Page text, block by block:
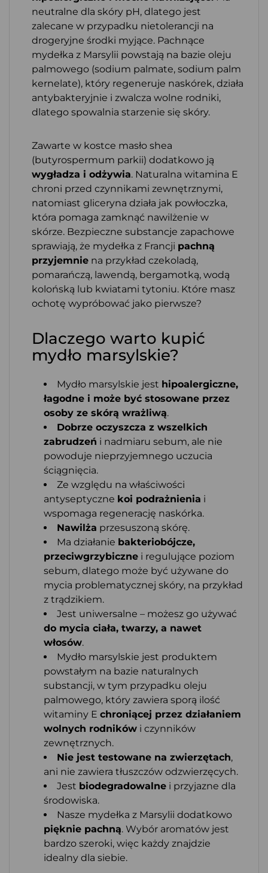
neutralne dla skóry pH, dlatego jest
zalecane w przypadku nietolerancji na
drogeryjne środki myjące. Pachnące
mydełka z Marsylii powstają na bazie oleju
palmowego (sodium palmate, sodium palm
kernelate), który regeneruje naskórek, działa
antybakteryjnie i zwalcza wolne rodniki,
dlatego spowalnia starzenie się skóry.
Zawarte w kostce masło shea
(butyrospermum parkii) dodatkowo ją
wygładza i odżywia. Naturalna witamina E
chroni przed czynnikami zewnętrznymi,
natomiast gliceryna działa jak powłoczka,
która pomaga zamknąć nawilżenie w
skórze. Bezpieczne substancje zapachowe
sprawiają, że mydełka z Francji pachną
przyjemnie na przykład czekoladą,
pomarańczą, lawendą, bergamotką, wodą
kolońską lub kwiatami tytoniu. Które masz
ochotę wypróbować jako pierwsze?
Dlaczego warto kupić
mydło marsylskie?
Mydło marsylskie jest hipoalergiczne,
łagodne i może być stosowane przez
osoby ze skórą wrażliwą.
Dobrze oczyszcza z wszelkich
zabrudzeń i nadmiaru sebum, ale nie
powoduje nieprzyjemnego uczucia
ściągnięcia.
Ze względu na właściwości
antyseptyczne koi podrażnienia i
wspomaga regenerację naskórka.
Nawilża przesuszoną skórę.
Ma działanie bakteriobójcze,
przeciwgrzybiczne i regulujące poziom
sebum, dlatego może być używane do
mycia problematycznej skóry, na przykład
z trądzikiem.
Jest uniwersalne – możesz go używać
do mycia ciała, twarzy, a nawet
włosów.
Mydło marsylskie jest produktem
powstałym na bazie naturalnych
substancji, w tym przypadku oleju
palmowego, który zawiera sporą ilość
witaminy E chroniącej przez działaniem
wolnych rodników i czynników
zewnętrznych.
Nie jest testowane na zwierzętach,
ani nie zawiera tłuszczów odzwierzęcych.
Jest biodegradowalne i przyjazne dla
środowiska.
Nasze mydełka z Marsylii dodatkowo
pięknie pachną. Wybór aromatów jest
bardzo szeroki, więc każdy znajdzie
idealny dla siebie.